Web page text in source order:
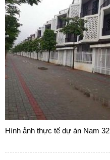
Hình ảnh thực tế dự án Nam 32